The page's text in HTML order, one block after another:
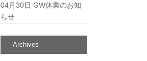
04月30日 GW休業のお知
らせ
Archives